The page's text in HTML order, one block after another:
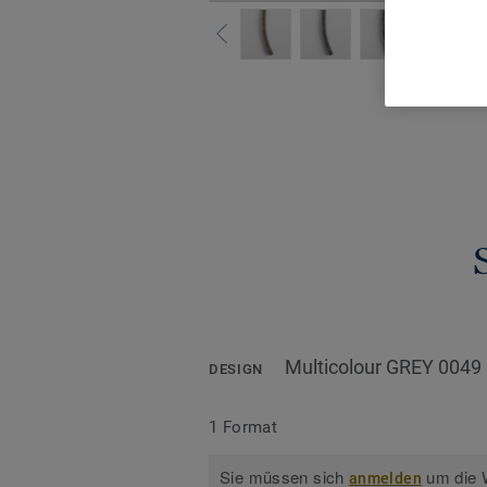
DESIGN Multicolour GREY 0049
1 Format
Sie müssen sichanmelden um die